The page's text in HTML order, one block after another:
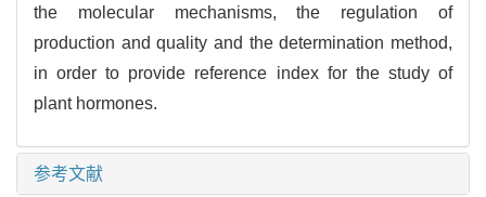
the molecular mechanisms, the regulation of
production and quality and the determination method,
in order to provide reference index for the study of
plant hormones.
参考文献